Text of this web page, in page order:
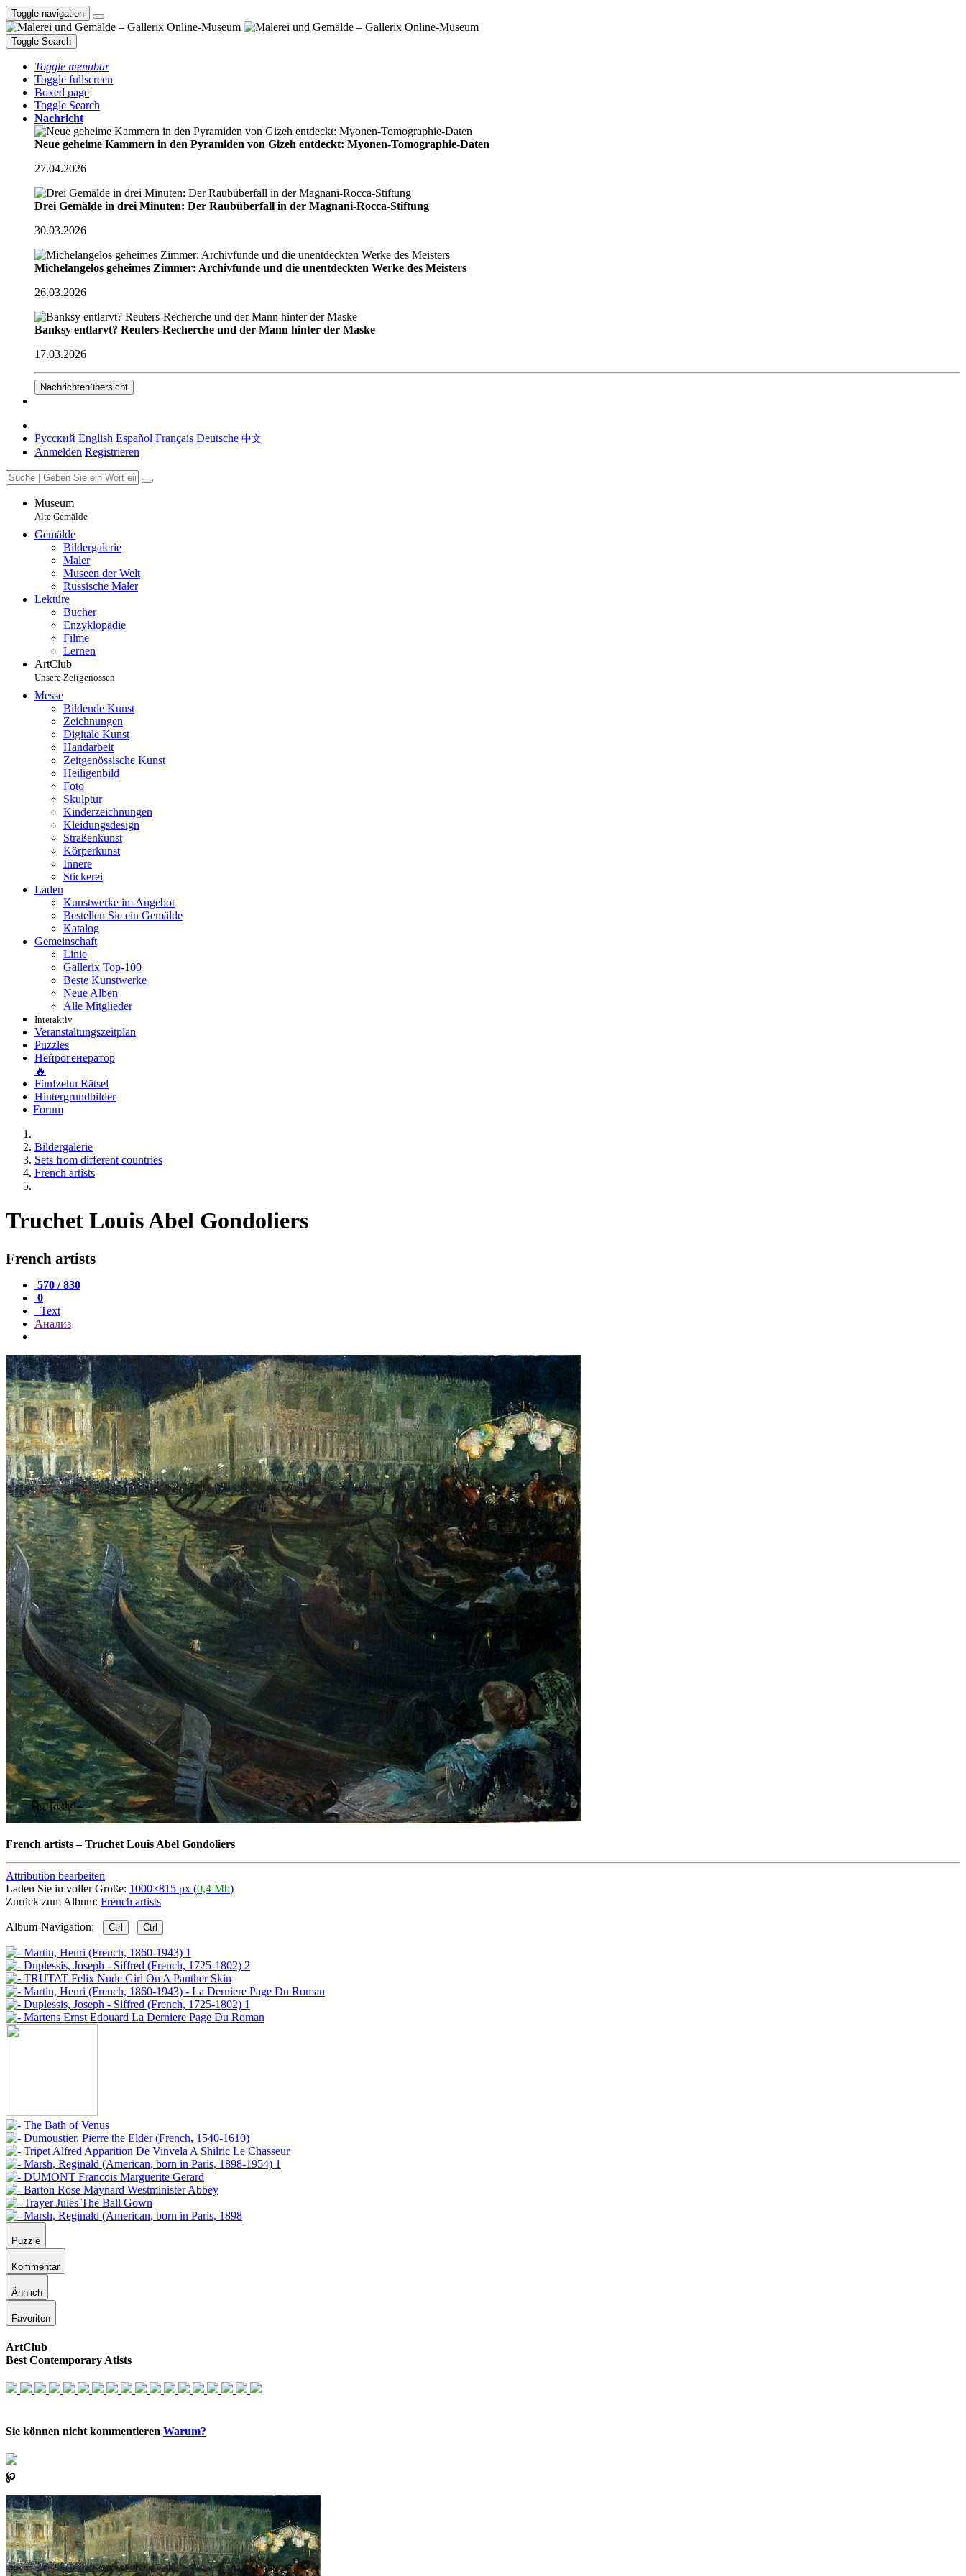
Toggle navigation
Toggle Search
Toggle menubar
Toggle fullscreen
Boxed page
Toggle Search
Nachricht
Neue geheime Kammern in den Pyramiden von Gizeh entdeckt: Myonen-Tomographie-Daten
27.04.2026
Drei Gemälde in drei Minuten: Der Raubüberfall in der Magnani-Rocca-Stiftung
30.03.2026
Michelangelos geheimes Zimmer: Archivfunde und die unentdeckten Werke des Meisters
26.03.2026
Banksy entlarvt? Reuters-Recherche und der Mann hinter der Maske
17.03.2026
Nachrichtenübersicht
Русский English Español Français Deutsche 中文
Anmelden Registrieren
Museum
Alte Gemälde
Gemälde
Bildergalerie
Maler
Museen der Welt
Russische Maler
Lektüre
Bücher
Enzyklopädie
Filme
Lernen
ArtClub
Unsere Zeitgenossen
Messe
Bildende Kunst
Zeichnungen
Digitale Kunst
Handarbeit
Zeitgenössische Kunst
Heiligenbild
Foto
Skulptur
Kinderzeichnungen
Kleidungsdesign
Straßenkunst
Körperkunst
Innere
Stickerei
Laden
Kunstwerke im Angebot
Bestellen Sie ein Gemälde
Katalog
Gemeinschaft
Linie
Gallerix Top-100
Beste Kunstwerke
Neue Alben
Alle Mitglieder
Interaktiv
Veranstaltungszeitplan
Puzzles
Нейрогенератор
🔥
Fünfzehn Rätsel
Hintergrundbilder
Forum
Bildergalerie
Sets from different countries
French artists
Truchet Louis Abel Gondoliers
French artists
570 / 830
0
Text
Анализ
French artists–Truchet Louis Abel Gondoliers
Attribution bearbeiten
Laden Sie in voller Größe: 1000×815 px (0,4 Mb)
Zurück zum Album: French artists
Album-Navigation: Ctrl Ctrl
Puzzle
Kommentar
Ähnlich
Favoriten
ArtClub
Best Contemporary Atists
Sie können nicht kommentieren Warum?
℘